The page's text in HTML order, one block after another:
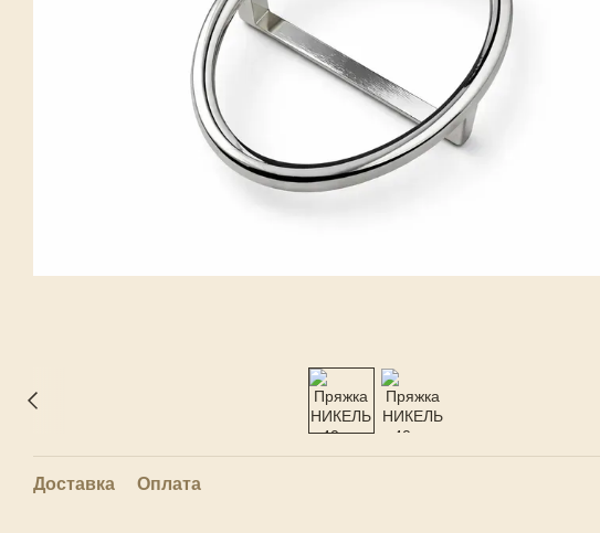
Доставка Оплата